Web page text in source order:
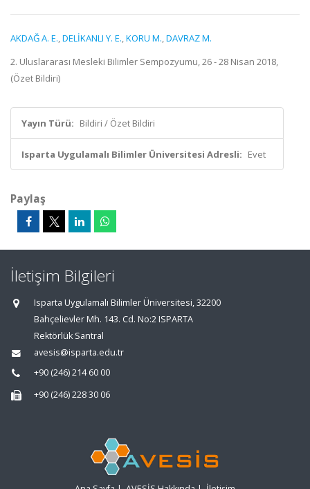
AKDAĞ A. E.,DELİKANLI Y. E.,KORU M.,DAVRAZ M.
2. Uluslararası Mesleki Bilimler Sempozyumu, 26 - 28 Nisan 2018,
(Özet Bildiri)
Yayın Türü: Bildiri / Özet Bildiri
Isparta Uygulamalı Bilimler Üniversitesi Adresli: Evet
Paylaş
İletişim Bilgileri
Isparta Uygulamalı Bilimler Üniversitesi, 32200
Bahçelievler Mh. 143. Cd. No:2 ISPARTA
Rektörlük Santral
avesis@isparta.edu.tr
+90 (246) 214 60 00
+90 (246) 228 30 06